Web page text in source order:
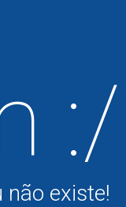
:/
não existe!